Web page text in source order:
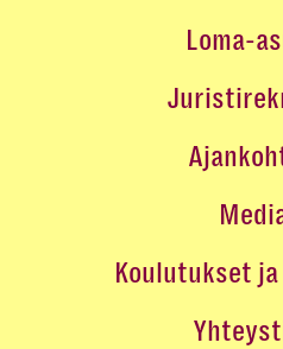
Loma-
Koulutukset